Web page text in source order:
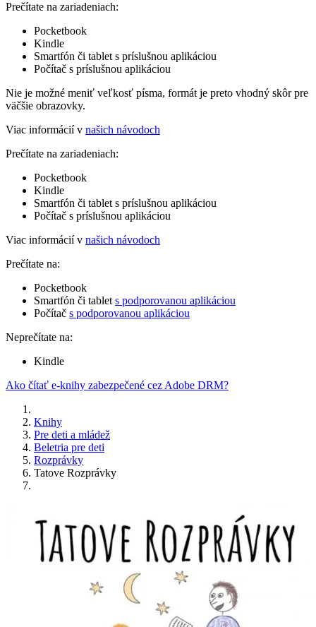
Prečítate na zariadeniach:
Pocketbook
Kindle
Smartfón či tablet s príslušnou aplikáciou
Počítač s príslušnou aplikáciou
Nie je možné meniť veľkosť písma, formát je preto vhodný skôr pre
väčšie obrazovky.
Viac informácií v našich návodoch
Prečítate na zariadeniach:
Pocketbook
Kindle
Smartfón či tablet s príslušnou aplikáciou
Počítač s príslušnou aplikáciou
Viac informácií v našich návodoch
Prečítate na:
Pocketbook
Smartfón či tablet s podporovanou aplikáciou
Počítač s podporovanou aplikáciou
Neprečítate na:
Kindle
Ako čítať e-knihy zabezpečené cez Adobe DRM?
Knihy
Pre deti a mládež
Beletria pre deti
Rozprávky
Tatove Rozprávky